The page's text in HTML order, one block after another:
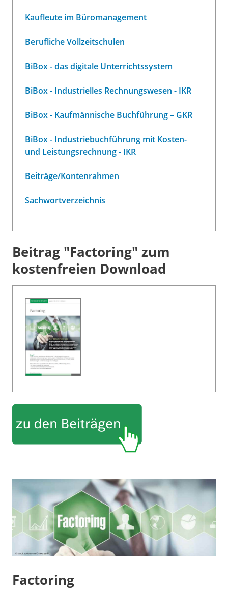
Kaufleute im Büromanagement
Berufliche Vollzeitschulen
BiBox - das digitale Unterrichtssystem
BiBox - Industrielles Rechnungswesen - IKR
BiBox - Kaufmännische Buchführung – GKR
BiBox - Industriebuchführung mit Kosten-
und Leistungsrechnung - IKR
Beiträge/Kontenrahmen
Sachwortverzeichnis
Beitrag "Factoring" zum
kostenfreien Download
Factoring